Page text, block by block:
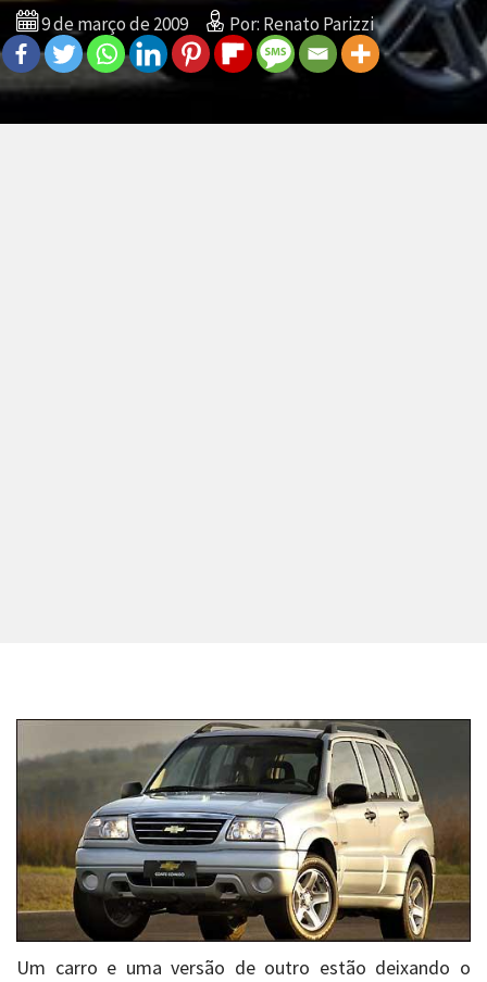
9 de março de 2009 Por: Renato Parizzi
Um carro e uma versão de outro estão deixando o